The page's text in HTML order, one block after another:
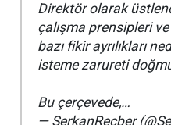
Direktör olarak
çalışma prensipleri
bazı fikir ayrılıkları
isteme zarureti
Bu çerçevede,…
— SerkanReçber